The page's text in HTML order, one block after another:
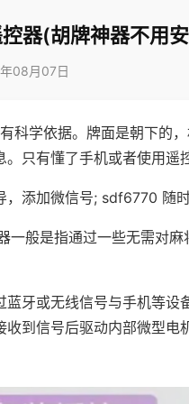
器(胡牌神器不用
08月07日
科学依据。牌面是朝下的
只有懂了手机或者使用遥
，添加微信号; sdf6770 随
一般是指通过一些无需对
牙或无线信号与手机等设
到信号后驱动内部微型电